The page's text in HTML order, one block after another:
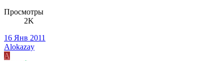
Просмотры
2K
16 Янв 2011
Alokazay
A